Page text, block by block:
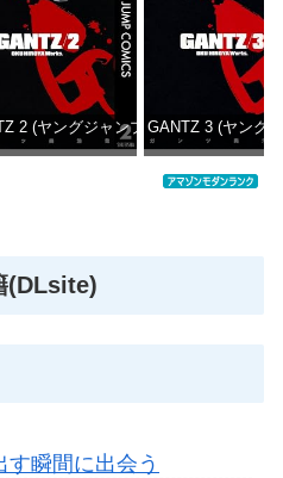
スDIGITAL)
2 (ヤングジャンプコミックス
GANTZ 3 (ヤング
(DLsite)
す瞬間に出会う